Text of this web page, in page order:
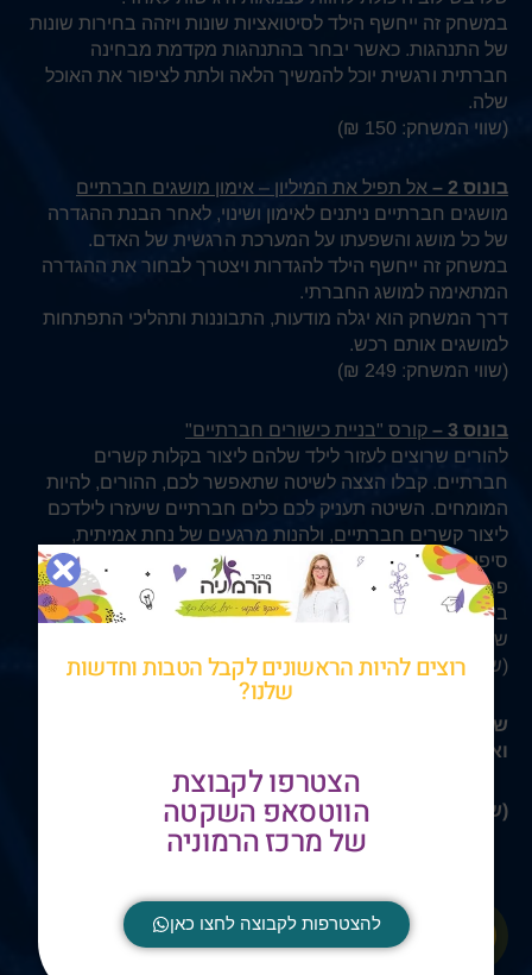
במשחק זה ייחשף הילד לסיטואציות שונות ויזהה בחירות שונות
של התנהגות. כאשר יבחר בהתנהגות מקדמת מבחינה
חברתית ורגשית יוכל להמשיך הלאה ולתת לציפור את האוכל
שלה.
(שווי המשחק: 150 ₪)
בונוס 2 –
אל תפיל את המיליון – אימון מושגים חברתיים
מושגים חברתיים ניתנים לאימון ושינוי, לאחר הבנת ההגדרה
של כל מושג והשפעתו על המערכת הרגשית של האדם.
במשחק זה ייחשף הילד להגדרות ויצטרך לבחור את ההגדרה
המתאימה למושג החברתי.
דרך המשחק הוא יגלה מודעות, התבוננות ותהליכי התפתחות
למושגים אותם רכש.
(שווי המשחק: 249 ₪)
בונוס 3 –
קורס "בניית כישורים חברתיים"
להורים שרוצים לעזור לילד שלהם ליצור בקלות קשרים
חברתיים. קבלו הצצה לשיטה שתאפשר לכם, ההורים, להיות
המומחים. השיטה תעניק לכם כלים חברתיים שיעזרו לילדכם
ליצור קשרים חברתיים, ולהנות מרגעים של נחת אמיתית,
סיפוק והגשמה, פיתוח מיומניות חברתיות – כלים ללמידת
פרקטיקות חברתיות לילדים, פיתוח תקשורת חברתית והקשר
בינה לבין הפרעת קשב, ואיך אני כהורה יכול לעזור לילד שלי
שיצליח חברתית.
(שווי הקורס: 149 ₪)
שווי כולל של הבונוסים: 548 ₪
ואתם מקבלים אותם ללא עלות!
(שימו לב: ההצעה עם הבונוסים הנה לזמן מוגבל)
רוצה לרכוש את המנוי
רוצים להיות הראשונים לקבל הטבות וחדשות
שלנו?
הצטרפו לקבוצת
הווטסאפ השקטה
של מרכז הרמוניה
להצטרפות לקבוצה לחצו כאן